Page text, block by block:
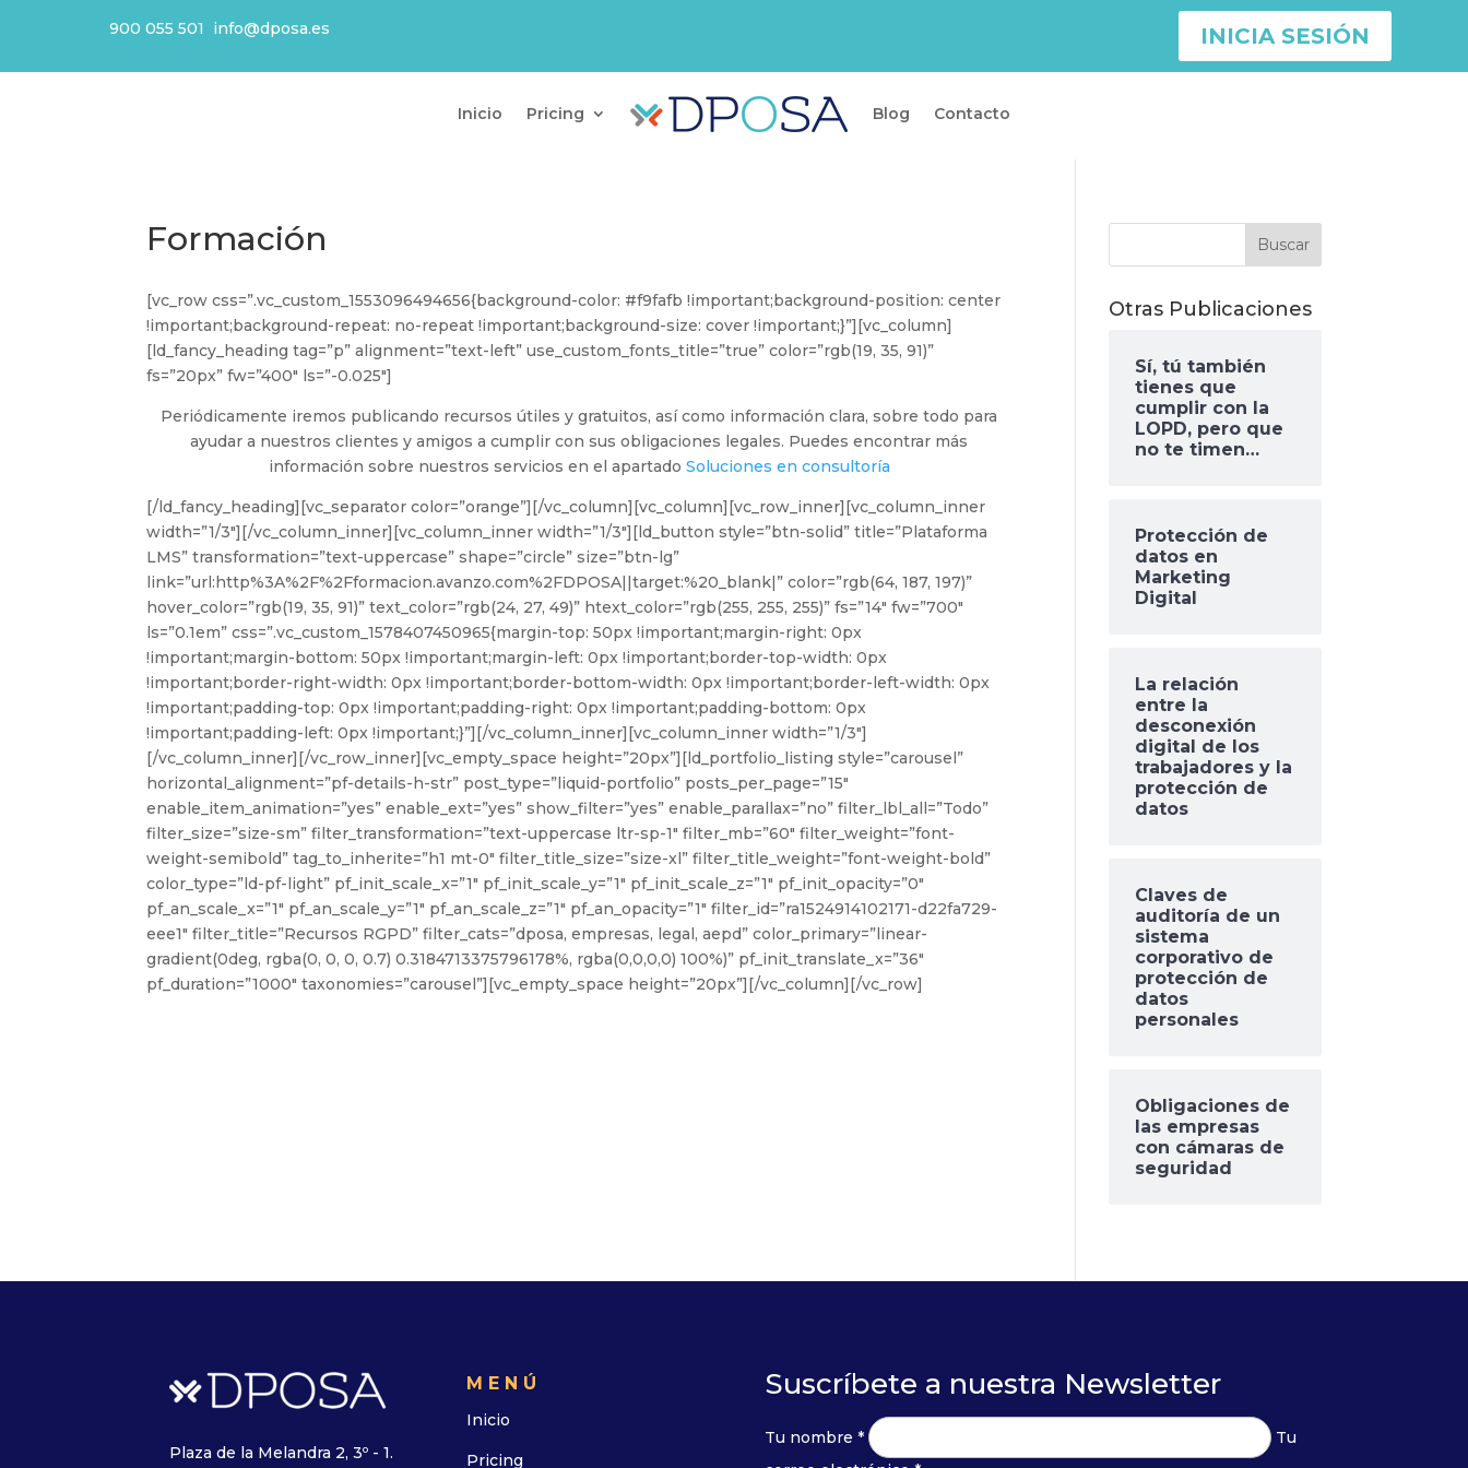
900 055 501 info@dposa.es INICIA SESIÓN
Inicio Pricing Blog Contacto
Formación
[vc_row css=”.vc_custom_1553096494656{background-color: #f9fafb !important;background-position: center
!important;background-repeat: no-repeat !important;background-size: cover !important;}”][vc_column]
[ld_fancy_heading tag=”p” alignment=”text-left” use_custom_fonts_title=”true” color=”rgb(19, 35, 91)”
fs=”20px” fw=”400″ ls=”-0.025″]
Periódicamente iremos publicando recursos útiles y gratuitos, así como información clara, sobre todo para
ayudar a nuestros clientes y amigos a cumplir con sus obligaciones legales. Puedes encontrar más
información sobre nuestros servicios en el apartado Soluciones en consultoría
[/ld_fancy_heading][vc_separator color=”orange”][/vc_column][vc_column][vc_row_inner][vc_column_inner
width=”1/3″][/vc_column_inner][vc_column_inner width=”1/3″][ld_button style=”btn-solid” title=”Plataforma
LMS” transformation=”text-uppercase” shape=”circle” size=”btn-lg”
link=”url:http%3A%2F%2Fformacion.avanzo.com%2FDPOSA||target:%20_blank|” color=”rgb(64, 187, 197)”
hover_color=”rgb(19, 35, 91)” text_color=”rgb(24, 27, 49)” htext_color=”rgb(255, 255, 255)” fs=”14″ fw=”700″
ls=”0.1em” css=”.vc_custom_1578407450965{margin-top: 50px !important;margin-right: 0px
!important;margin-bottom: 50px !important;margin-left: 0px !important;border-top-width: 0px
!important;border-right-width: 0px !important;border-bottom-width: 0px !important;border-left-width: 0px
!important;padding-top: 0px !important;padding-right: 0px !important;padding-bottom: 0px
!important;padding-left: 0px !important;}”][/vc_column_inner][vc_column_inner width=”1/3″]
[/vc_column_inner][/vc_row_inner][vc_empty_space height=”20px”][ld_portfolio_listing style=”carousel”
horizontal_alignment=”pf-details-h-str” post_type=”liquid-portfolio” posts_per_page=”15″
enable_item_animation=”yes” enable_ext=”yes” show_filter=”yes” enable_parallax=”no” filter_lbl_all=”Todo”
filter_size=”size-sm” filter_transformation=”text-uppercase ltr-sp-1″ filter_mb=”60″ filter_weight=”font-
weight-semibold” tag_to_inherite=”h1 mt-0″ filter_title_size=”size-xl” filter_title_weight=”font-weight-bold”
color_type=”ld-pf-light” pf_init_scale_x=”1″ pf_init_scale_y=”1″ pf_init_scale_z=”1″ pf_init_opacity=”0″
pf_an_scale_x=”1″ pf_an_scale_y=”1″ pf_an_scale_z=”1″ pf_an_opacity=”1″ filter_id=”ra1524914102171-d22fa729-
eee1″ filter_title=”Recursos RGPD” filter_cats=”dposa, empresas, legal, aepd” color_primary=”linear-
gradient(0deg, rgba(0, 0, 0, 0.7) 0.3184713375796178%, rgba(0,0,0,0) 100%)” pf_init_translate_x=”36″
pf_duration=”1000″ taxonomies=”carousel”][vc_empty_space height=”20px”][/vc_column][/vc_row]
Otras Publicaciones
Sí, tú también
tienes que
cumplir con la
LOPD, pero que
no te timen…
Protección de
datos en
Marketing
Digital
La relación
entre la
desconexión
digital de los
trabajadores y la
protección de
datos
Claves de
auditoría de un
sistema
corporativo de
protección de
datos
personales
Obligaciones de
las empresas
con cámaras de
seguridad
Plaza de la Melandra 2, 3º - 1.
MENÚ
Inicio
Pricing
Suscríbete a nuestra Newsletter
Tu nombre *
Tu